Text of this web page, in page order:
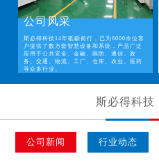
公司风采
斯必得科技14年砥砺前行，已为6000余位客
户提供了数万套智慧设备和系统，产品广泛
应用于公共安全、金融、国防、通信、政
务、交通、物流、工厂、仓库、农业、医药
等众多行业。
斯必得科技
公司新闻 行业动态